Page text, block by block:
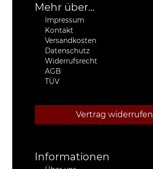
Mehr über...
Impressum
Kontakt
Versandkosten
Datenschutz
Widerrufsrecht
AGB
TÜV
Vertrag widerrufen
Informationen